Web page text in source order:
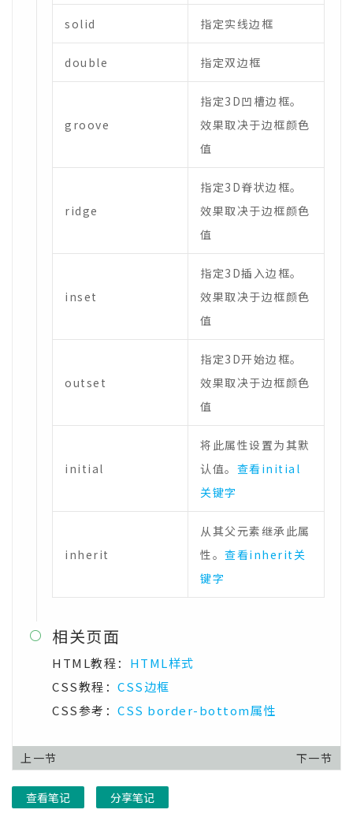
solid 指定实线边框
double 指定双边框
groove
指定3D凹槽边框。
效果取决于边框颜色
值
ridge
指定3D脊状边框。
效果取决于边框颜色
值
inset
指定3D插入边框。
效果取决于边框颜色
值
outset
指定3D开始边框。
效果取决于边框颜色
值
initial
将此属性设置为其默
认值。 查看initial
关键字
inherit
从其父元素继承此属
性。 查看inherit关
键字
 相关页面
HTML教程： HTML样式
CSS教程： CSS边框
CSS参考： CSS border-bottom属性
上一节 下一节
查看笔记 分享笔记